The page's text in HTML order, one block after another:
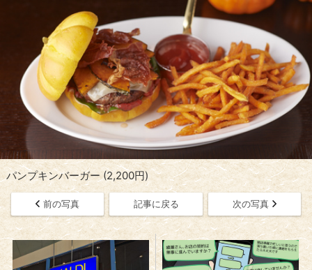
パンプキンバーガー (2,200円)
前の写真 記事に戻る 次の写真